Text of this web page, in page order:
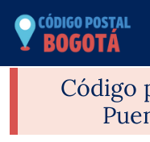
contenido
Código